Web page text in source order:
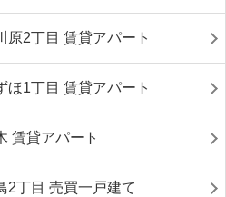
原2丁目 賃貸アパート
ほ1丁目 賃貸アパート
賃貸アパート
2丁目 売買一戸建て